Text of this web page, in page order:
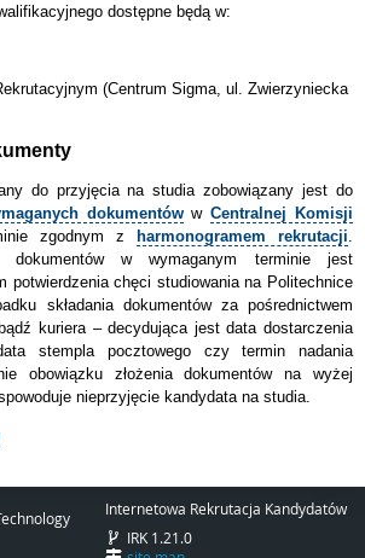
dostępne będą w:
(Centrum Sigma, ul. Zwierzyniecka
do przyjęcia na studia zobowiązany jest do
dokumentówwCentralnej Komisji
zgodnym z harmonogramem rekrutacji
dokumentów w wymaganym terminie jest
potwierdzenia chęci studiowania na Politechnice
składania dokumentów za pośrednictwem
kuriera – decydująca jest data dostarczenia
stempla pocztowego czy termin nadania
obowiązku złożenia dokumentów na wyżej
nieprzyjęcie kandydata na studia.
Internetowa Rekrutacja Kandydatów
IRK 1.21.0